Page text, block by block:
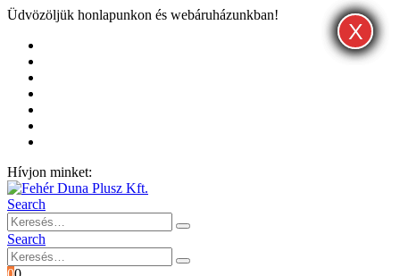
Üdvözöljük honlapunkon és webáruházunkban!
Hívjon minket:
Search
Search
X
X
X